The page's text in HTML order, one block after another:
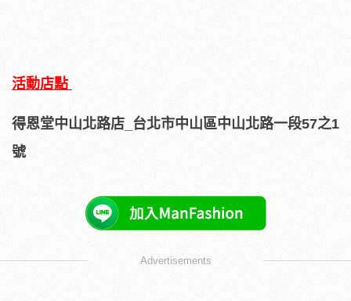
活動店點
得恩堂中山北路店_台北市中山區中山北路一段57之1
號
Advertisements